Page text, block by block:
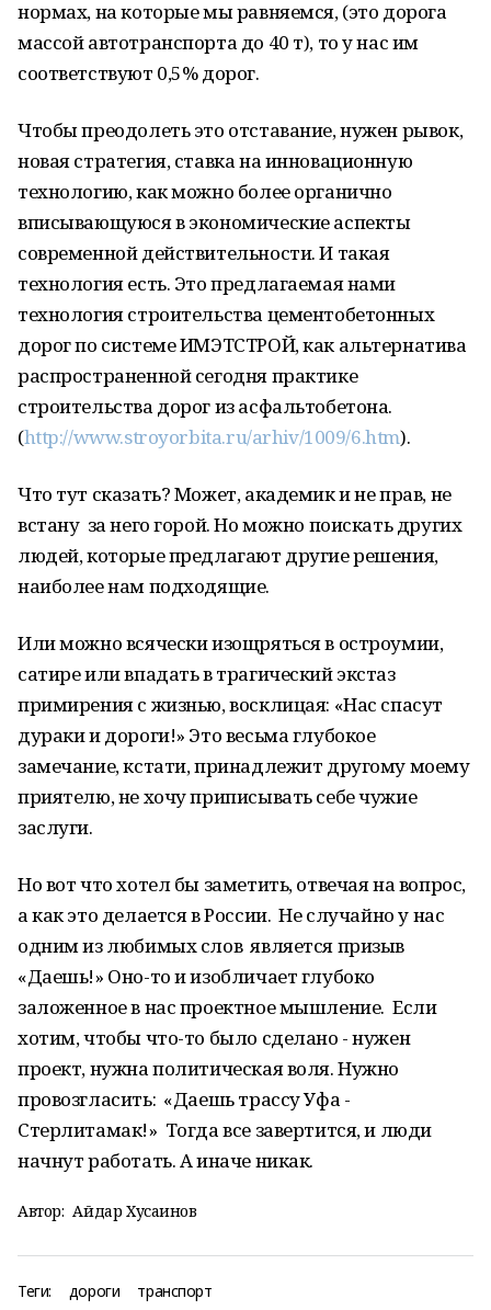
нормах, на которые мы равняемся, (это дорога
массой автотранспорта до 40 т), то у нас им
соответствуют 0,5% дорог.
Чтобы преодолеть это отставание, нужен рывок,
новая стратегия, ставка на инновационную
технологию, как можно более органично
вписывающуюся в экономические аспекты
современной действительности. И такая
технология есть. Это предлагаемая нами
технология строительства цементобетонных
дорог по системе ИМЭТСТРОЙ, как альтернатива
распространенной сегодня практике
строительства дорог из асфальтобетона.
(http://www.stroyorbita.ru/arhiv/1009/6.htm).
Что тут сказать? Может, академик и не прав, не
встану за него горой. Но можно поискать других
людей, которые предлагают другие решения,
наиболее нам подходящие.
Или можно всячески изощряться в остроумии,
сатире или впадать в трагический экстаз
примирения с жизнью, восклицая: «Нас спасут
дураки и дороги!» Это весьма глубокое
замечание, кстати, принадлежит другому моему
приятелю, не хочу приписывать себе чужие
заслуги.
Но вот что хотел бы заметить, отвечая на вопрос,
а как это делается в России. Не случайно у нас
одним из любимых слов является призыв
«Даешь!» Оно-то и изобличает глубоко
заложенное в нас проектное мышление. Если
хотим, чтобы что-то было сделано - нужен
проект, нужна политическая воля. Нужно
провозгласить: «Даешь трассу Уфа -
Стерлитамак!» Тогда все завертится, и люди
начнут работать. А иначе никак.
Автор: Айдар Хусаинов
Теги: дороги транспорт